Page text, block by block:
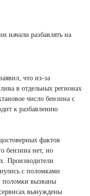
что из-за
в отдельных регионах
число бензина с
к разбавлению
фактов
бензина нет, но
Производители
с поломками
поломки вызваны
вынуждены